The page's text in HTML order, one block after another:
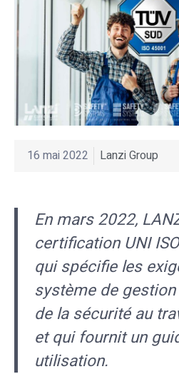
16 mai 2022 Lanzi Group
En mars 2022,
certification UNI
qui spécifie les
système de
de la sécurité au
et qui fournit un
utilisation.